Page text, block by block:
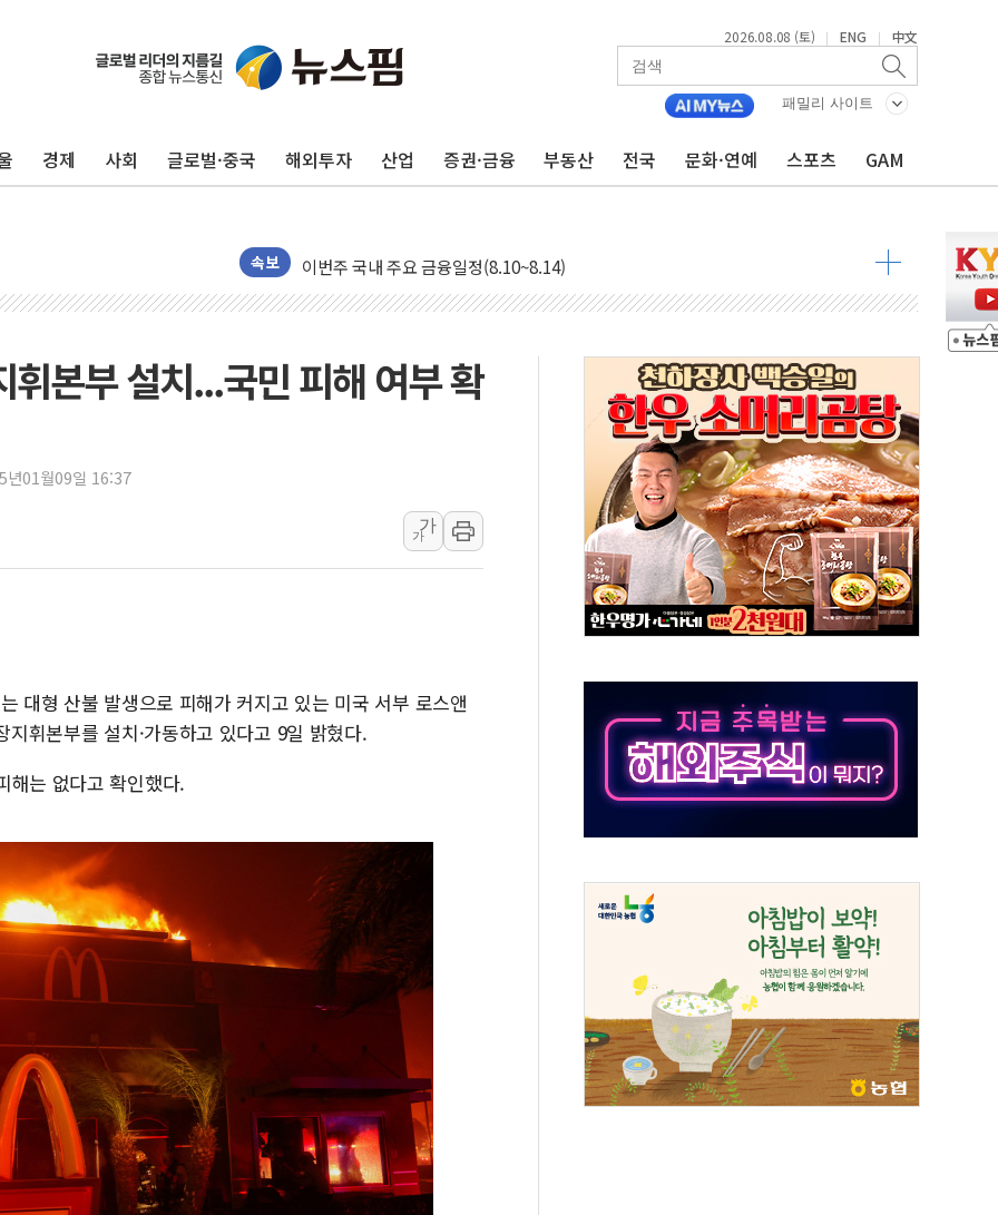
2026.08.08 (토) | ENG | 中文
패밀리 사이트
경제 사회 글로벌·중국 해외투자 산업 증권·금융 부동산 전국 문화·연예 스포츠 GAM
속보
[속보] 민주, 인천 경선 결과 발표...김민석 45.09% 정청래 43.27% 송영길 11.63%
이번주 국내 주요 금융일정(8.10~8.14)
美, 이란전 출구전략 만지작…공습 한계·탄약 부족 현실화
폐기물 수거하다 참변…60대 환경미화원 수거차에 치여 사망
서울 중랑구 주택가서 흉기 난동…60대 남성 2명 숨져
李대통령 "결혼 때문에 손해 보는 일 없게"…'결혼 페널티' 22개 과제 손본다
여수 오동도 인근 해상서 모터보트 전복…1명 사망·1명 실종
추미애, '위안부' 피해자 기림의 날 참석..."국제적 시민 연대로 목소리 내야"
인천 선재도 갯벌서 해루질 중 실종 60대 나흘만에 숨진 채 발견
인천서 말다툼 중 어머니 흉기 살해 10대 아들 체포
'화합' 꺼낸 김민석에 '뻔뻔' 받아친 정청래…제주 연설서 신경전 고조
李대통령, ISA 개편 재검토 지시…與 "적극 환영"·野 "졸속 국정"
연일 폭염에 온열질환 사망 23명…정부, 비상대응기구 가동
中 전방위 아파트 부양, 수도 베이징도 부동산 규제 철폐
인제 용대리 계곡서 수위 상승으로 피서객 7명 고립…전원 구조
동해시, 11~14일 '별똥별 멍' 운영…페르세우스 유성우 관측
본부 설치...국민 피해 여부 확
년01월09일 16:37
가
가
대형 산불 발생으로 피해가 커지고 있는 미국 서부 로스앤
휘본부를 설치·가동하고 있다고 9일 밝혔다.
해는 없다고 확인했다.